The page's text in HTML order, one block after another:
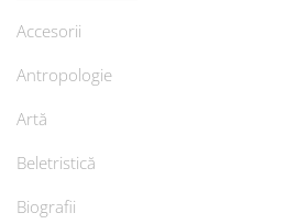
Accesorii
Antropologie
Artă
Beletristică
Biografii